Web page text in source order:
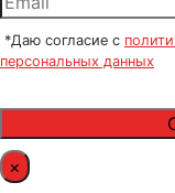
*Даю согласие с
персональных данных
×